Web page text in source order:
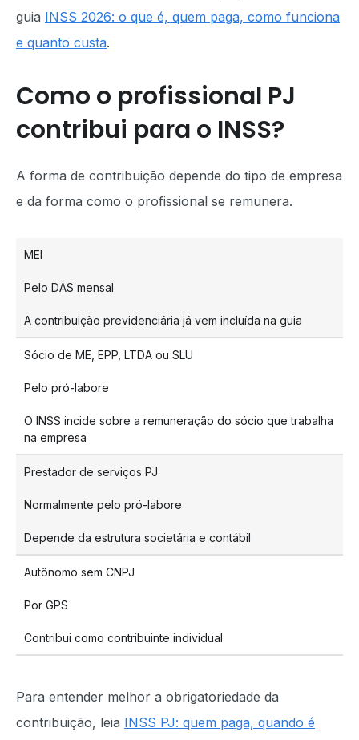
guia INSS 2026: o que é, quem paga, como funciona
e quanto custa.
Como o profissional PJ
contribui para o INSS?
A forma de contribuição depende do tipo de empresa
e da forma como o profissional se remunera.
MEI
Pelo DAS mensal
A contribuição previdenciária já vem incluída na guia
Sócio de ME, EPP, LTDA ou SLU
Pelo pró-labore
O INSS incide sobre a remuneração do sócio que trabalha
na empresa
Prestador de serviços PJ
Normalmente pelo pró-labore
Depende da estrutura societária e contábil
Autônomo sem CNPJ
Por GPS
Contribui como contribuinte individual
Para entender melhor a obrigatoriedade da
contribuição, leia INSS PJ: quem paga, quando é